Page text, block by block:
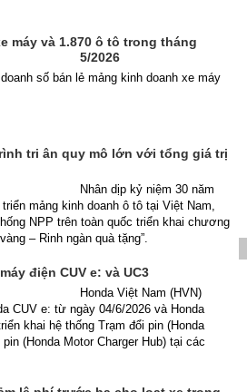
máy và 1.870 ô tô trong tháng
5/2026
số bán lẻ mảng kinh doanh xe máy
tri ân quy mô lớn với tổng giá trị
Nhân dịp kỷ niệm 30 năm
mảng kinh doanh ô tô tại Việt Nam,
NPP trên toàn quốc triển khai chương
– Rinh ngàn quà tặng”.
điện CUV e: và UC3
Honda Việt Nam (HVN)
CUV e: từ ngày 04/6/2026 và Honda
khai hệ thống Trạm đổi pin (Honda
(Honda Motor Charger Hub) tại các